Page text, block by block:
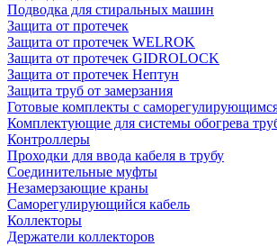
Подводка для стиральных машин
Защита от протечек
Защита от протечек WELROK
Защита от протечек GIDROLOCK
Защита от протечек Нептун
Защита труб от замерзания
Готовые комплекты с
Комплектующие для системы обогрева
Контроллеры
Проходки для ввода кабеля в трубу
Соединительные муфты
Незамерзающие краны
Саморегулирующийся кабель
Коллекторы
Держатели коллекторов